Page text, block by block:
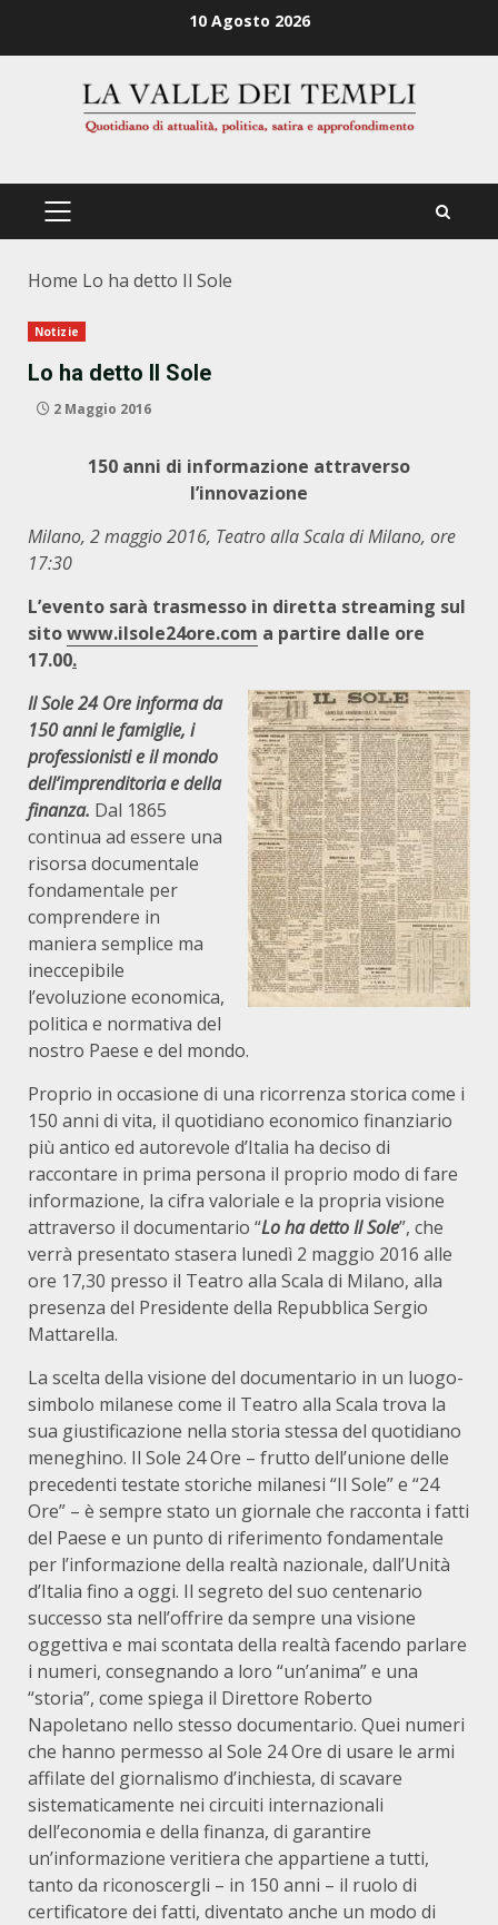
10 Agosto 2026
PRIMÄRES
Home Lo ha detto Il Sole
Notizie
Lo ha detto Il Sole
2 Maggio 2016
150 anni di informazione attraverso
l’innovazione
Milano, 2 maggio 2016, Teatro alla Scala di Milano, ore
17:30
L’evento sarà trasmesso in diretta streaming sul
sitowww.ilsole24ore.com a partire dalle ore
17.00.
Il Sole 24 Ore informa da
150 anni le famiglie, i
professionisti e il mondo
dell’imprenditoria e della
finanza. Dal 1865
continua ad essere una
risorsa documentale
fondamentale per
comprendere in
maniera semplice ma
ineccepibile
l’evoluzione economica,
politica e normativa del
nostro Paese e del mondo.
Proprio in occasione di una ricorrenza storica come i
150 anni di vita, il quotidiano economico finanziario
più antico ed autorevole d’Italia ha deciso di
raccontare in prima persona il proprio modo di fare
informazione, la cifra valoriale e la propria visione
attraverso il documentario “Lo ha detto Il Sole”, che
verrà presentato stasera lunedì 2 maggio 2016 alle
ore 17,30 presso il Teatro alla Scala di Milano, alla
presenza del Presidente della Repubblica Sergio
Mattarella.
La scelta della visione del documentario in un luogo-
simbolo milanese come il Teatro alla Scala trova la
sua giustificazione nella storia stessa del quotidiano
meneghino. Il Sole 24 Ore – frutto dell’unione delle
precedenti testate storiche milanesi “Il Sole” e “24
Ore” – è sempre stato un giornale che racconta i fatti
del Paese e un punto di riferimento fondamentale
per l’informazione della realtà nazionale, dall’Unità
d’Italia fino a oggi. Il segreto del suo centenario
successo sta nell’offrire da sempre una visione
oggettiva e mai scontata della realtà facendo parlare
i numeri, consegnando a loro “un’anima” e una
“storia”, come spiega il Direttore Roberto
Napoletano nello stesso documentario. Quei numeri
che hanno permesso al Sole 24 Ore di usare le armi
affilate del giornalismo d’inchiesta, di scavare
sistematicamente nei circuiti internazionali
dell’economia e della finanza, di garantire
un’informazione veritiera che appartiene a tutti,
tanto da riconoscergli – in 150 anni – il ruolo di
certificatore dei fatti, diventato anche un modo di